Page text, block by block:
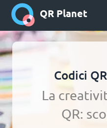
QR Planet
Codici
La
QR: